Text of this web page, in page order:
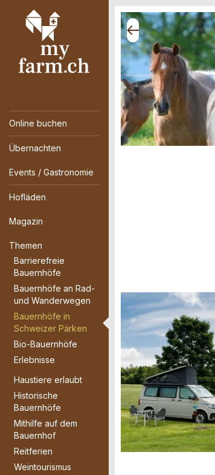
Online buchen
Übernachten
Events / Gastronomie
Hofläden
Magazin
Themen
Barrierefreie
Bauernhöfe
Bauernhöfe an Rad-
und Wanderwegen
Bauernhöfe in
Schweizer Pärken
Bio-Bauernhöfe
Erlebnisse
Haustiere erlaubt
Historische
Bauernhöfe
Mithilfe auf dem
Bauernhof
Reitferien
Weintourismus